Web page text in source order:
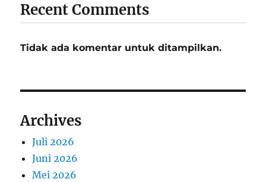
Recent Comments
Tidak ada komentar untuk ditampilkan.
Archives
Juli 2026
Juni 2026
Mei 2026